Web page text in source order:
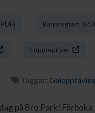
Banprogram
Lopprepriser
Taggar:
på Bro Park!